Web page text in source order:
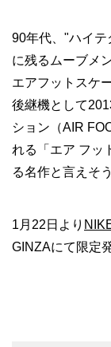
90年代、"ハイテ
に残るムーブメ
エアフットスケ
後継機として
ション（AIR
れる「エア フッ
る名作と言えそ
1月22日より
GINZAにて限定